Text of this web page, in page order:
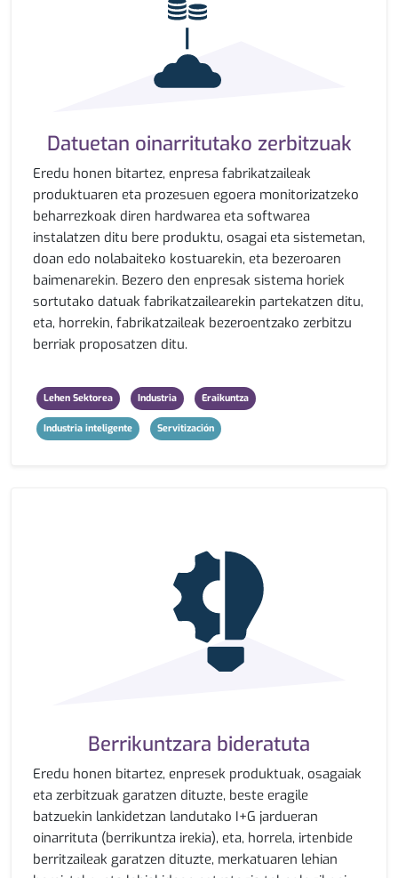
Datuetan oinarritutako zerbitzuak
Eredu honen bitartez, enpresa fabrikatzaileak
produktuaren eta prozesuen egoera monitorizatzeko
beharrezkoak diren hardwarea eta softwarea
instalatzen ditu bere produktu, osagai eta sistemetan,
doan edo nolabaiteko kostuarekin, eta bezeroaren
baimenarekin. Bezero den enpresak sistema horiek
sortutako datuak fabrikatzailearekin partekatzen ditu,
eta, horrekin, fabrikatzaileak bezeroentzako zerbitzu
berriak proposatzen ditu.
Lehen Sektorea Industria Eraikuntza
Industria inteligente Servitización
Berrikuntzara bideratuta
Eredu honen bitartez, enpresek produktuak, osagaiak
eta zerbitzuak garatzen dituzte, beste eragile
batzuekin lankidetzan landutako I+G jardueran
oinarrituta (berrikuntza irekia), eta, horrela, irtenbide
berritzaileak garatzen dituzte, merkatuaren lehian